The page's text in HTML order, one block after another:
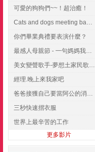
可愛的狗狗們~~！超治癒！
Cats and dogs meeting babies for the first time
你們畢業典禮要表演什麼？
最感人母親節 - 一句媽媽我愛你
美女變聲歌手-夢想土家民歌傳遍世界
經理.晚上來我家吧
爸爸接獲自己要當阿公的消息，反應史上最可愛!!!
三秒快速摺衣服
世界上最辛苦的工作
更多影片